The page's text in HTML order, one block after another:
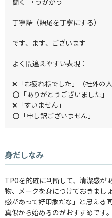
聞く → うかがう
丁寧語（語尾を丁寧にする）
です、ます、ございます
よく間違えやすい表現：
❌「お疲れ様でした」（社外の人
⭕「ありがとうございました」
❌「すいません」
⭕「申し訳ございません」
身だしなみ
TPOを的確に判断して、清潔感が
物、メークを身につけておきまし
感があって好印象だな」と思える
真似から始めるのがおすすめです。